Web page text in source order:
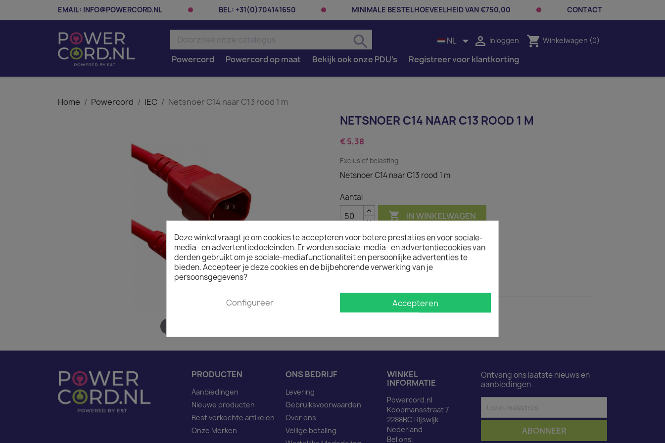
EMAIL: INFO@POWERCORD.NL BEL: +31(0)704141650 MINIMALE BESTELHOEVEELHEID VAN €750,00 CONTACT
search NL   Inloggen shopping_cart Winkelwagen (0)
Powercord Powercord op maat Bekijk ook onze PDU's Registreer voor klantkorting
Home Powercord IEC Netsnoer C14 naar C13 rood 1 m
NETSNOER C14 NAAR C13 ROOD 1 M
€ 5,38
Exclusief belasting
Netsnoer C14 naar C13 rood 1 m
Aantal
 IN WINKELWAGEN
Op aanvraag
Minimale afname van het product is 50.
Netsnoer C14 naar C13 rood 1 m
PRODUCTEN
Aanbiedingen
Nieuwe producten
Best verkochte artikelen
Onze Merken
ONS BEDRIJF
Levering
Gebruiksvoorwaarden
Over ons
Veilige betaling
WINKEL
INFORMATIE
Powercord.nl
Koopmansstraat 7
2288BC Rijswijk
Nederland
Bel ons:
Ontvang ons laatste nieuws en
aanbiedingen
Deze winkel vraagt je om cookies te accepteren voor betere prestaties en voor sociale-
media- en advertentiedoeleinden. Er worden sociale-media- en advertentiecookies van
derden gebruikt om je sociale-mediafunctionaliteit en persoonlijke advertenties te
bieden. Accepteer je deze cookies en de bijbehorende verwerking van je
persoonsgegevens?
Configureer Accepteren